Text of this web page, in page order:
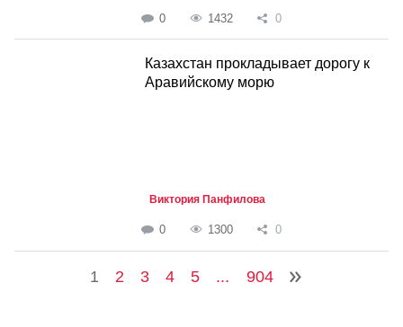
0 1432 0
Казахстан прокладывает дорогу к
Аравийскому морю
Виктория Панфилова
0 1300 0
1 2 3 4 5 ... 904